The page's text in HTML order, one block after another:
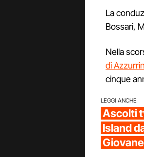
La
Bossari,
Nella
di
cinque
LEGGI ANCHE
Ascolti
Island